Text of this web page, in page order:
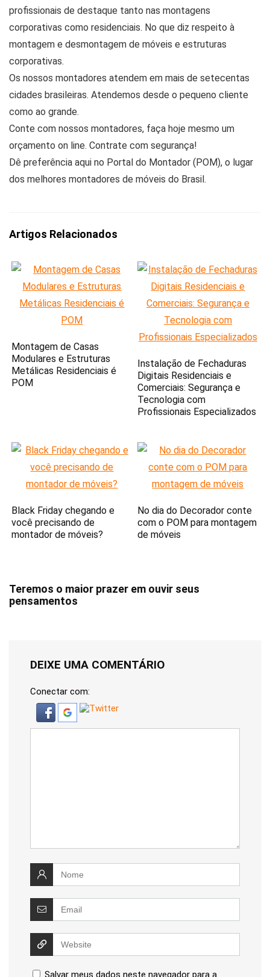
profissionais de destaque tanto nas montagens
corporativas como residenciais. No que diz respeito à
montagem e desmontagem de móveis e estruturas
corporativas.
Os nossos montadores atendem em mais de setecentas
cidades brasileiras. Atendemos desde o pequeno cliente
como ao grande.
Conte com nossos montadores, faça hoje mesmo um
orçamento on line. Contrate com segurança!
Dê preferência aqui no Portal do Montador (POM), o lugar
dos melhores montadores de móveis do Brasil.
Artigos Relacionados
Montagem de Casas
Modulares e Estruturas
Metálicas Residenciais é
POM
Instalação de Fechaduras
Digitais Residenciais e
Comerciais: Segurança e
Tecnologia com
Profissionais Especializados
Black Friday chegando e
você precisando de
montador de móveis?
No dia do Decorador conte
com o POM para montagem
de móveis
Teremos o maior prazer em ouvir seus
pensamentos
DEIXE UMA COMENTÁRIO
Conectar com:
Salvar meus dados neste navegador para a